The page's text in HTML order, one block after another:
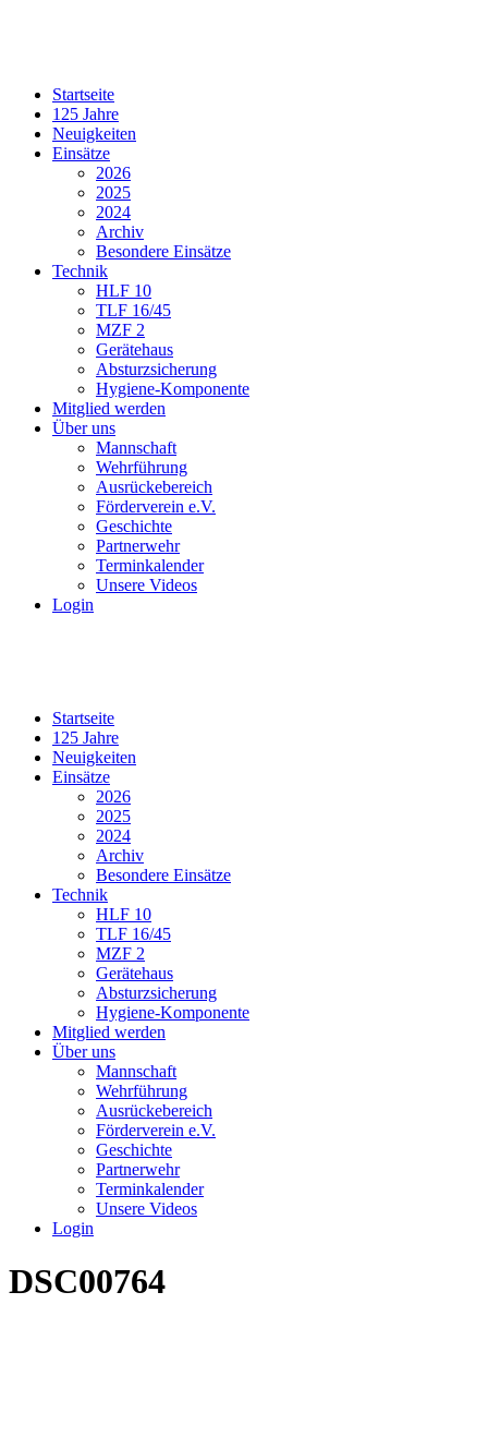
Startseite
125 Jahre
Neuigkeiten
Einsätze
2026
2025
2024
Archiv
Besondere Einsätze
Technik
HLF 10
TLF 16/45
MZF 2
Gerätehaus
Absturzsicherung
Hygiene-Komponente
Mitglied werden
Über uns
Mannschaft
Wehrführung
Ausrückebereich
Förderverein e.V.
Geschichte
Partnerwehr
Terminkalender
Unsere Videos
Login
Startseite
125 Jahre
Neuigkeiten
Einsätze
2026
2025
2024
Archiv
Besondere Einsätze
Technik
HLF 10
TLF 16/45
MZF 2
Gerätehaus
Absturzsicherung
Hygiene-Komponente
Mitglied werden
Über uns
Mannschaft
Wehrführung
Ausrückebereich
Förderverein e.V.
Geschichte
Partnerwehr
Terminkalender
Unsere Videos
Login
DSC00764